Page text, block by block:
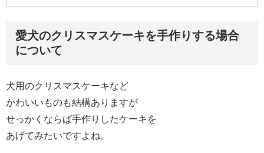
愛犬のクリスマスケーキを手作りする場合
について
犬用のクリスマスケーキなど
かわいいものも結構ありますが
せっかくならば手作りしたケーキを
あげてみたいですよね。